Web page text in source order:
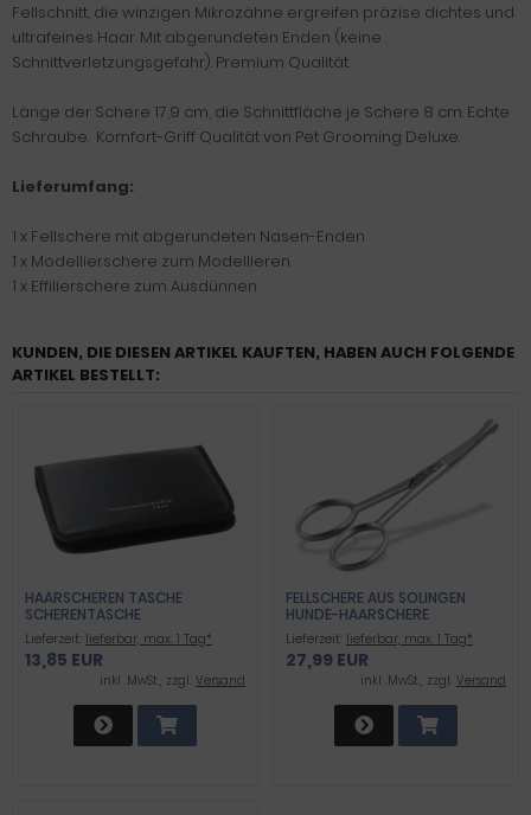
Fellschnitt, die winzigen Mikrozähne ergreifen präzise dichtes und
ultrafeines Haar. Mit abgerundeten Enden (keine
Schnittverletzungsgefahr). Premium Qualität.
Länge der Schere 17,9 cm, die Schnittfläche je Schere 8 cm. Echte
Schraube. Komfort-Griff Qualität von Pet Grooming Deluxe.
Lieferumfang:
1 x Fellschere mit abgerundeten Nasen-Enden
1 x Modellierschere zum Modellieren
1 x Effilierschere zum Ausdünnen
KUNDEN, DIE DIESEN ARTIKEL KAUFTEN, HABEN AUCH FOLGENDE
ARTIKEL BESTELLT:
HAARSCHEREN TASCHE
SCHERENTASCHE
AUFBEWAHRUNGSTASCHE
FRISEURSCHEREN ETUI MIT
REISSVERSCHLUSS
Lieferzeit: lieferbar, max. 1 Tag*
13,85 EUR
inkl .MwSt., zzgl. Versand
FELLSCHERE AUS SOLINGEN
HUNDE-HAARSCHERE
PFOTENSCHERE MIT EINSEITIGER
MIKROVERZAHNUNG
HUNDESCHERE MIT GEBOGENER
SCHNITTFLÄCHE FÜR DIE
Lieferzeit: lieferbar, max. 1 Tag*
27,99 EUR
inkl .MwSt., zzgl. Versand